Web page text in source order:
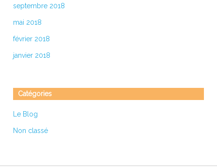
septembre 2018
mai 2018
février 2018
janvier 2018
Catégories
Le Blog
Non classé